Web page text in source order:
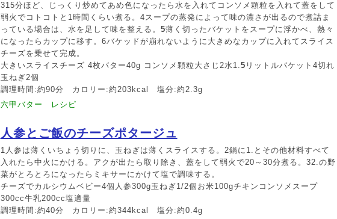
315分ほど、じっくり炒めてあめ色になったら水を入れてコンソメ顆粒を入れて蓋をして
弱火でコトコトと1時間くらい煮る。4スープの蒸発によって味の濃さが出るので煮詰ま
っている場合は、水を足して味を整える。 5薄く切ったバケットをスープに浮かべ、熱々
になったらカップに移す。6バケッドが崩れないように大きめなカップに入れてスライス
チーズを乗せて完成。
大きいスライスチーズ 4枚バター40g コンソメ顆粒大さじ2水1.5 リットルバケット4切れ
玉ねぎ2個
調理時間:約90分 カロリー:約203kcal 塩分:約2.3g
六甲バター レシピ
人参とご飯のチーズポタージュ
1人参は薄くいちょう切りに、玉ねぎは薄くスライスする。2鍋に1.とその他材料すべて
入れたら中火にかける。アクが出たら取り除き、蓋をして弱火で20～30分煮る。32.の野
菜がとろとろになったらミキサーにかけて塩で調味する。
チーズでカルシウムベビー4個人参300g玉ねぎ1/2個お米100gチキンコンソメスープ
300cc牛乳200cc塩適量
調理時間:約40分 カロリー:約344kcal 塩分:約0.4g